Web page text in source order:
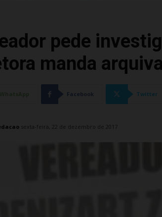
pede
manda
Facebook Twitter
sexta-feira, 22 de dezembro de 2017